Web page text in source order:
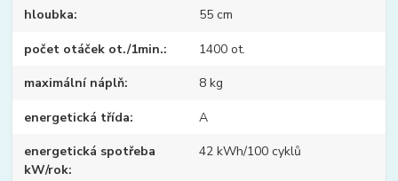
hloubka 55 cm
počet otáček ot./1min. 1400 ot.
maximální náplň 8 kg
energetická třída A
energetická spotřeba
kW/rok
42 kWh/100 cyklů